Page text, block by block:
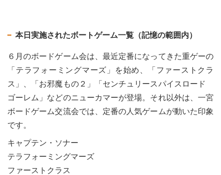
本日実施されたボートゲーム一覧（記憶の範囲内）
６月のボードゲーム会は、最近定番になってきた重ゲーの
「テラフォーミングマーズ」を始め、「ファーストクラ
ス」、「お邪魔もの２」「センチュリースパイスロード
ゴーレム」などのニューカマーが登場。それ以外は、一宮
ボードゲーム交流会では、定番の人気ゲームが動いた印象
です。
キャプテン・ソナー
テラフォーミングマーズ
ファーストクラス